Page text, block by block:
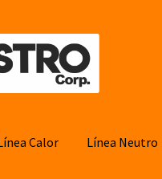
Calor Línea Neutro